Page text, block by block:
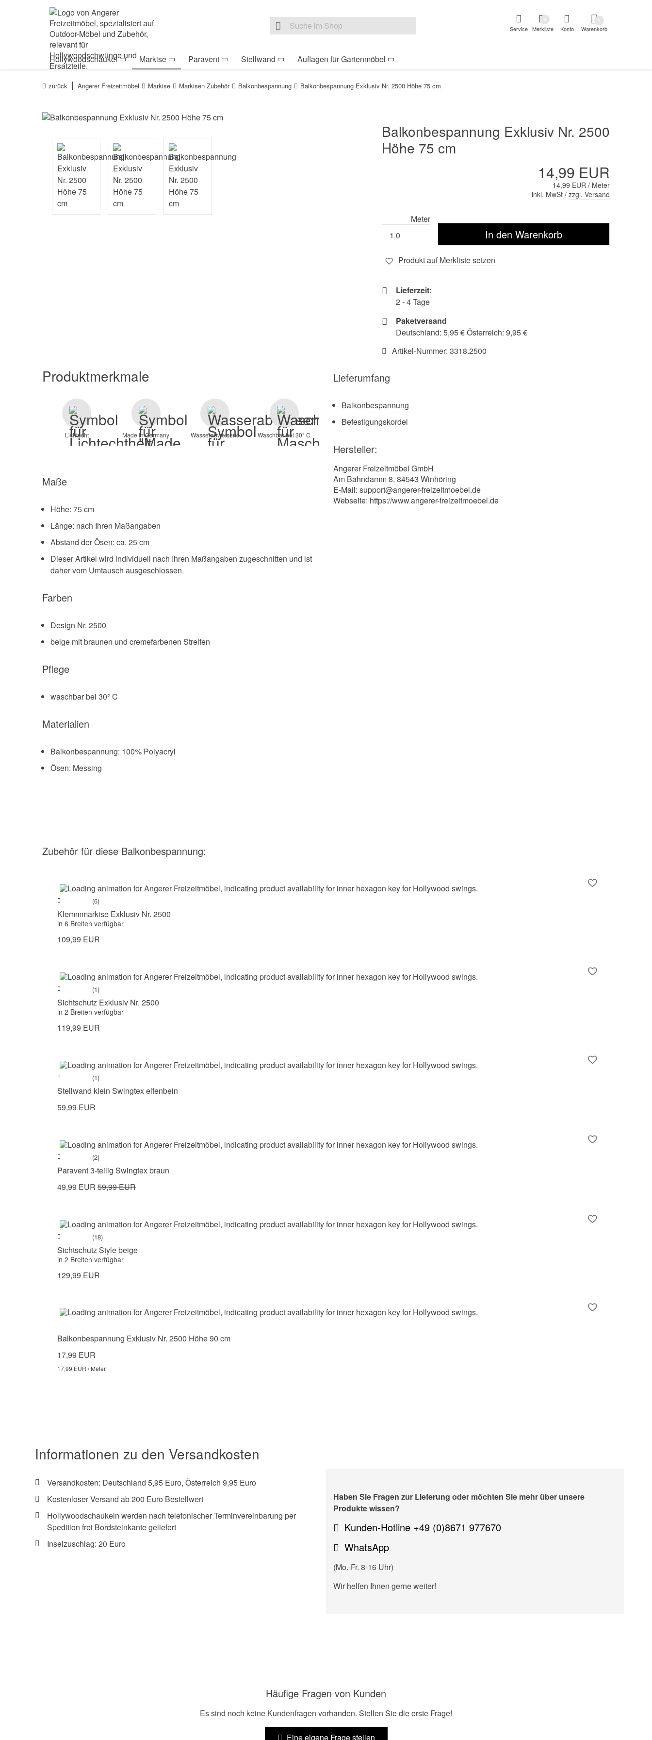
Zur Navigation springen
Suche nach
Service Merkliste
0
Konto Warenkorb
Hollywoodschaukel Markise Paravent Stellwand Auflagen für Gartenmöbel
zurück Angerer Freizeitmöbel Markise Markisen Zubehör Balkonbespannung Balkonbespannung Exklusiv Nr. 2500 Höhe 75 cm
Balkonbespannung Exklusiv Nr. 2500
Höhe 75 cm
14,99 EUR
14,99 EUR / Meter
inkl. MwSt / zzgl. Versand
Meter
Produkt auf Merkliste setzen
Lieferzeit:
2 - 4 Tage
Paketversand
Deutschland: 5,95 € Österreich: 9,95 €
Artikel-Nummer: 3318.2500
Produktmerkmale
Lichtecht Made in Germany Wasserabweisend Waschbar bei 30° C
Maße
Höhe: 75 cm
Länge: nach Ihren Maßangaben
Abstand der Ösen: ca. 25 cm
Dieser Artikel wird individuell nach Ihren Maßangaben zugeschnitten und ist
daher vom Umtausch ausgeschlossen.
Farben
Design Nr. 2500
beige mit braunen und cremefarbenen Streifen
Pflege
waschbar bei 30° C
Materialien
Balkonbespannung: 100% Polyacryl
Ösen: Messing
Lieferumfang
Balkonbespannung
Befestigungskordel
Hersteller:
Angerer Freizeitmöbel GmbH
Am Bahndamm 8, 84543 Winhöring
E-Mail: support@angerer-freizeitmoebel.de
Webseite: https://www.angerer-freizeitmoebel.de
Zubehör für diese Balkonbespannung:
(6)
Klemmmarkise Exklusiv Nr. 2500
in 6 Breiten verfügbar
109,99 EUR
(1)
Sichtschutz Exklusiv Nr. 2500
in 2 Breiten verfügbar
119,99 EUR
(1)
Stellwand klein Swingtex elfenbein
59,99 EUR
(2)
Paravent 3-teilig Swingtex braun
49,99 EUR 59,99 EUR
(18)
Sichtschutz Style beige
in 2 Breiten verfügbar
129,99 EUR
Balkonbespannung Exklusiv Nr. 2500 Höhe 90 cm
17,99 EUR
17,99 EUR / Meter
Informationen zu den Versandkosten
Versandkosten: Deutschland 5,95 Euro, Österreich 9,95 Euro
Kostenloser Versand ab 200 Euro Bestellwert
Hollywoodschaukeln werden nach telefonischer Terminvereinbarung per
Spedition frei Bordsteinkante geliefert
Inselzuschlag: 20 Euro
Haben Sie Fragen zur Lieferung oder möchten Sie mehr über unsere
Produkte wissen?
Kunden-Hotline +49 (0)8671 977670
WhatsApp
(Mo.-Fr. 8-16 Uhr)
Wir helfen Ihnen gerne weiter!
Häufige Fragen von Kunden
Es sind noch keine Kundenfragen vorhanden. Stellen Sie die erste Frage!
Eine eigene Frage stellen